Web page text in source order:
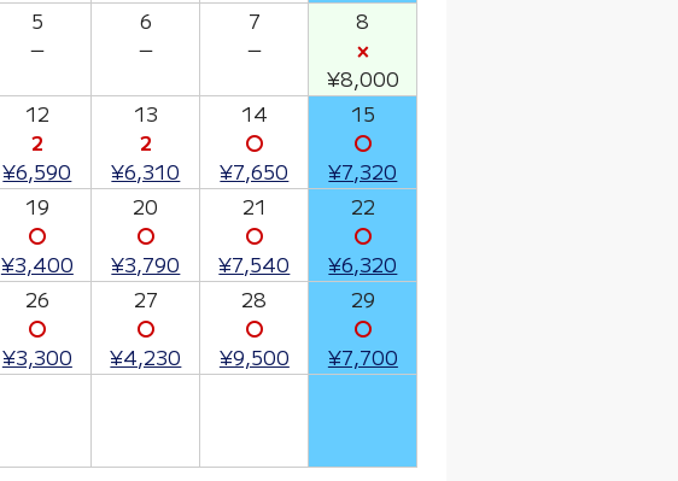
5
－
6
－
7
－
8
×
¥8,000
12
2
¥6,590
13
2
¥6,310
14
〇
¥7,650
15
〇
¥7,320
19
〇
¥3,400
20
〇
¥3,790
21
〇
¥7,540
22
〇
¥6,320
26
〇
¥3,300
27
〇
¥4,230
28
〇
¥9,500
29
〇
¥7,700